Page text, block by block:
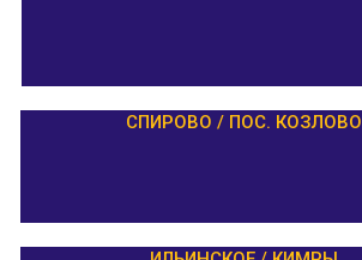
СПИРОВО / ПОС. КОЗЛОВО